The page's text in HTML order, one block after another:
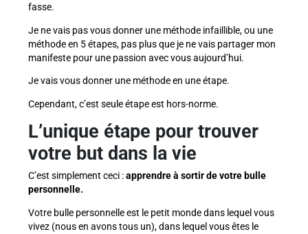
fasse.
Je ne vais pas vous donner une méthode infaillible, ou une
méthode en 5 étapes, pas plus que je ne vais partager mon
manifeste pour une passion avec vous aujourd’hui.
Je vais vous donner une méthode en une étape.
Cependant, c’est seule étape est hors-norme.
L’unique étape pour trouver
votre but dans la vie
C’est simplement ceci :apprendre à sortir de votre bulle
personnelle.
Votre bulle personnelle est le petit monde dans lequel vous
vivez (nous en avons tous un), dans lequel vous êtes le